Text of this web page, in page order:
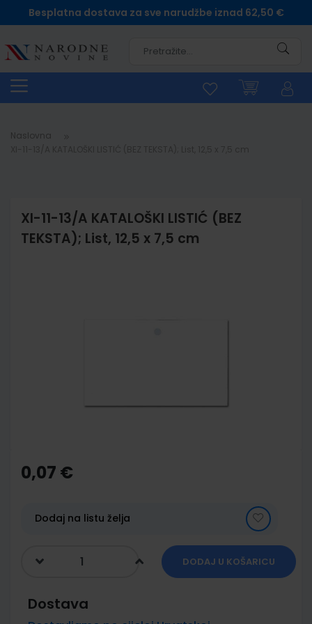
Besplatna dostava za sve narudžbe iznad 62,50 €
Naslovna
XI-11-13/A KATALOŠKI LISTIĆ (BEZ
TEKSTA); List, 12,5 x 7,5 cm
the
beginning
gallery
0,07 €
Dodaj na listu želja
DODAJ U KOŠARICU
Dostava